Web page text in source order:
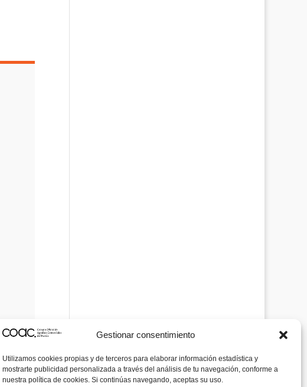
Gestionar consentimiento
Utilizamos cookies propias y de terceros para elaborar información estadística y
mostrarte publicidad personalizada a través del análisis de tu navegación, conforme a
nuestra política de cookies. Si continúas navegando, aceptas su uso.